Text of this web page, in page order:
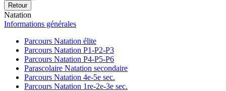
Retour
Natation
Informations générales
Parcours Natation élite
Parcours Natation P1-P2-P3
Parcours Natation P4-P5-P6
Parascolaire Natation secondaire
Parcours Natation 4e-5e sec.
Parcours Natation 1re-2e-3e sec.